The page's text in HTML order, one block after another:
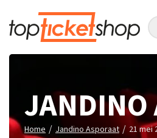
JANDINO
Home / Jandino Asporaat / 21 mei